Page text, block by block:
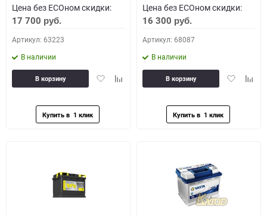
Цена без ECOном скидки:
17 700 руб.
Артикул: 63223
В наличии
ДобавитьДобавить
В корзину
Цена без ECOном скидки:
16 300 руб.
Артикул: 68087
В наличии
Добавить
В корзину